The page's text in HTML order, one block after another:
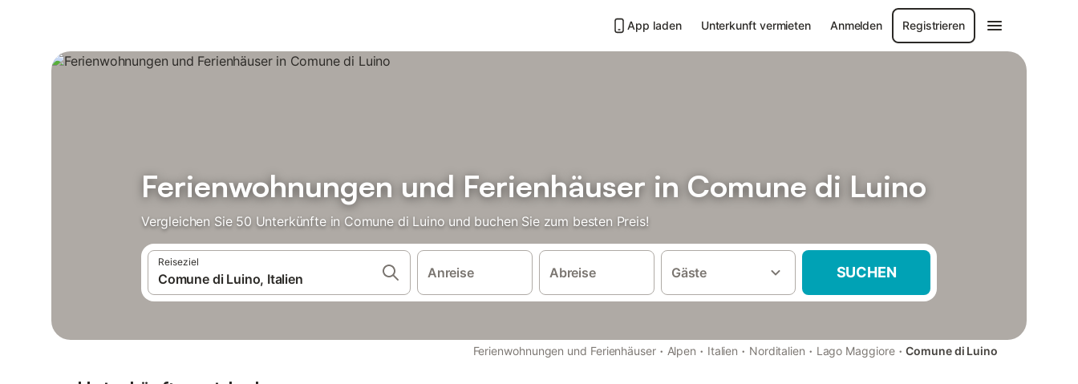
App laden Unterkunft vermieten Anmelden Registrieren
Ferienwohnungen und Ferienhäuser in Comune di Luino
Vergleichen Sie 50 Unterkünfte in Comune di Luino und buchen Sie zum besten Preis!
Reiseziel
Anreise Abreise Gäste SUCHEN
Ferienwohnungen und Ferienhäuser · Alpen · Italien · Norditalien · Lago Maggiore · Comune di Luino